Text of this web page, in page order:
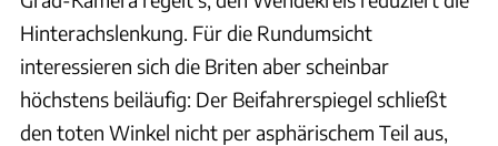
Hinterachslenkung. Für die Rundumsicht
interessieren sich die Briten aber scheinbar
höchstens beiläufig: Der Beifahrerspiegel schließt
den toten Winkel nicht per asphärischem Teil aus,